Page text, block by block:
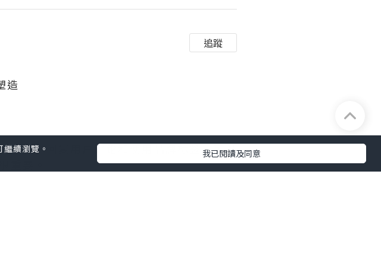
追蹤
造
内容、回复用户评论和使用品牌标签，可以
繼續瀏覽。 我已閱讀及同意